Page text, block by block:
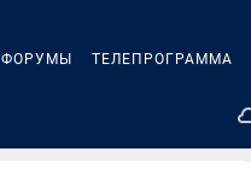
ФОРУМЫ ТЕЛЕПРОГРАММА